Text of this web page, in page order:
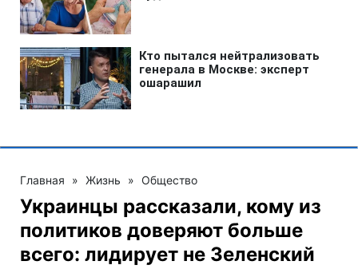
Главная » Жизнь » Общество
Украинцы рассказали, кому из
политиков доверяют больше
всего: лидирует не Зеленский